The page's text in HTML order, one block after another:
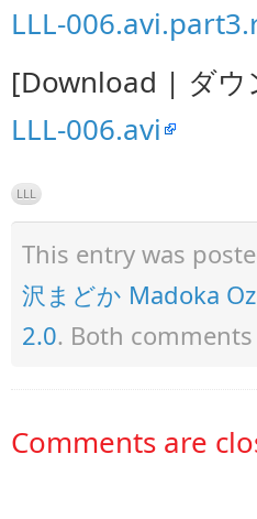
LLL-
[Download | ダウ
LLL-006.avi
LLL
This entry was
沢まどか Madoka
2.0. Both
Comments are